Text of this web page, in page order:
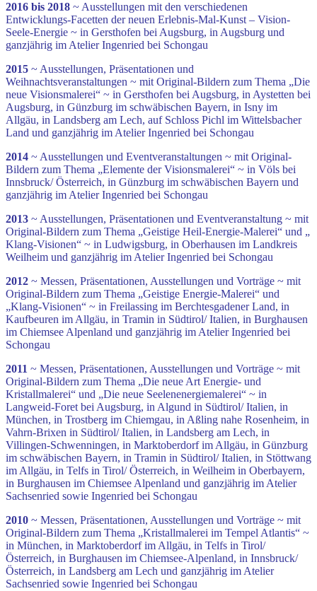
2016 bis 2018 ~ Ausstellungen mit den verschiedenen
Entwicklungs-Facetten der neuen Erlebnis-Mal-Kunst – Vision-
Seele-Energie ~ in Gersthofen bei Augsburg, in Augsburg und
ganzjährig im Atelier Ingenried bei Schongau
2015 ~ Ausstellungen, Präsentationen und
Weihnachtsveranstaltungen ~ mit Original-Bildern zum Thema „Die
neue Visionsmalerei“ ~ in Gersthofen bei Augsburg, in Aystetten bei
Augsburg, in Günzburg im schwäbischen Bayern, in Isny im
Allgäu, in Landsberg am Lech, auf Schloss Pichl im Wittelsbacher
Land und ganzjährig im Atelier Ingenried bei Schongau
2014 ~ Ausstellungen und Eventveranstaltungen ~ mit Original-
Bildern zum Thema „Elemente der Visionsmalerei“ ~ in Völs bei
Innsbruck/ Österreich, in Günzburg im schwäbischen Bayern und
ganzjährig im Atelier Ingenried bei Schongau
2013 ~ Ausstellungen, Präsentationen und Eventveranstaltung ~ mit
Original-Bildern zum Thema „Geistige Heil-Energie-Malerei“ und „
Klang-Visionen“ ~ in Ludwigsburg, in Oberhausen im Landkreis
Weilheim und ganzjährig im Atelier Ingenried bei Schongau
2012 ~ Messen, Präsentationen, Ausstellungen und Vorträge ~ mit
Original-Bildern zum Thema „Geistige Energie-Malerei“ und
„Klang-Visionen“ ~ in Freilassing im Berchtesgadener Land, in
Kaufbeuren im Allgäu, in Tramin in Südtirol/ Italien, in Burghausen
im Chiemsee Alpenland und ganzjährig im Atelier Ingenried bei
Schongau
2011 ~ Messen, Präsentationen, Ausstellungen und Vorträge ~ mit
Original-Bildern zum Thema „Die neue Art Energie- und
Kristallmalerei“ und „Die neue Seelenenergiemalerei“ ~ in
Langweid-Foret bei Augsburg, in Algund in Südtirol/ Italien, in
München, in Trostberg im Chiemgau, in Aßling nahe Rosenheim, in
Vahrn-Brixen in Südtirol/ Italien, in Landsberg am Lech, in
Villingen-Schwenningen, in Marktoberdorf im Allgäu, in Günzburg
im schwäbischen Bayern, in Tramin in Südtirol/ Italien, in Stöttwang
im Allgäu, in Telfs in Tirol/ Österreich, in Weilheim in Oberbayern,
in Burghausen im Chiemsee Alpenland und ganzjährig im Atelier
Sachsenried sowie Ingenried bei Schongau
2010 ~ Messen, Präsentationen, Ausstellungen und Vorträge ~ mit
Original-Bildern zum Thema „Kristallmalerei im Tempel Atlantis“ ~
in München, in Marktoberdorf im Allgäu, in Telfs in Tirol/
Österreich, in Burghausen im Chiemsee-Alpenland, in Innsbruck/
Österreich, in Landsberg am Lech und ganzjährig im Atelier
Sachsenried sowie Ingenried bei Schongau